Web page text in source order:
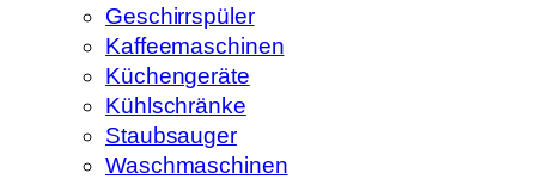
Geschirrspüler
Kaffeemaschinen
Küchengeräte
Kühlschränke
Staubsauger
Waschmaschinen